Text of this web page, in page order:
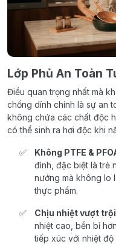
Lớp Phủ An Toàn
Điều quan trọng nhất mà
chống dính chính là sự an
không chứa các chất độc
có thể sinh ra hơi độc khi
Không PTFE &
đình, đặc biệt là trẻ
nướng mà không lo
thực phẩm.
Chịu nhiệt vượt
nhiệt cao, bền bỉ
tiếp xúc với nhiệt